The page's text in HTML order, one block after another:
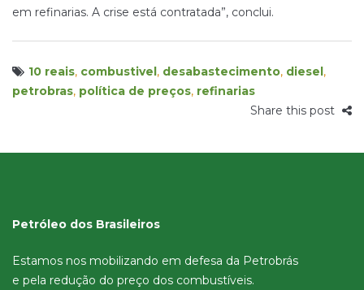
em refinarias. A crise está contratada”, conclui.
10 reais, combustivel, desabastecimento, diesel,
petrobras, política de preços, refinarias
Share this post
Petróleo dos Brasileiros
Estamos nos mobilizando em defesa da Petrobrás
e pela redução do preço dos combustíveis.